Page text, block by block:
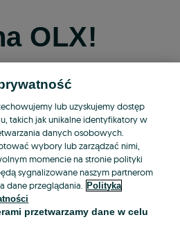
OLX!
przez Facebooka
przez konto Apple
przez konto Google
LUB
lub uzyskujemy dostęp
takich jak unikalne identyfikatory w
danych osobowych.
wybory lub zarządzać nimi,
momencie na stronie polityki
sygnalizowane naszym partnerom
dane przeglądania.
Polityka
przetwarzamy dane w celu